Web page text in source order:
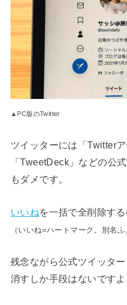
▲PC版のTwitter
ツイッターには「Twitter
「TweetDeck」などの公
もダメです。
いいねを一括で全削除す
（いいね=ハートマーク。別名ふ
残念ながら公式ツイッタ
消すしか手段はないですよ